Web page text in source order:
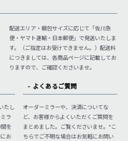
配送エリア・梱包サイズに応じて「佐川急
便・ヤマト運輸・日本郵便」で発送いたしま
す。（ご指定はお受けできません。）配送料
につきましては、各商品ページに記載してお
りますので、ご確認くださいませ。
たし
ラ
を
お
よくあるご質問
オーダーミラーや、決済についてな
ど、お客様からよくいただくご質問を
まとめました。ご覧くださいませ。*こ
ちらでご不明な場合はお気軽にお問い